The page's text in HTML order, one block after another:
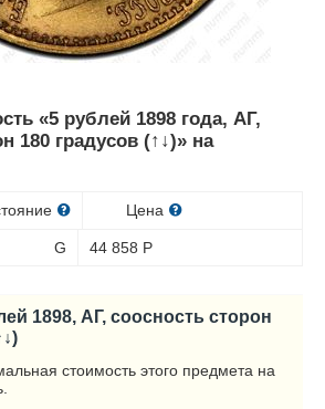
«5 рублей 1898 года, АГ,
180 градусов (↑↓)» на
Цена
G 44 858 Р
1898, АГ, соосность сторон
стоимость этого предмета на